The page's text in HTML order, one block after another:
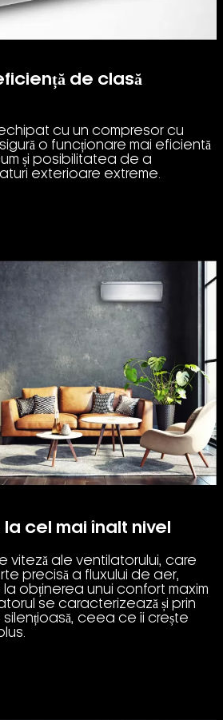
de clasă
cu un compresor cu
o funcționare mai eficientă
și posibilitatea de a
exterioare extreme.
cel mai înalt nivel
viteză ale ventilatorului, care
precisă a fluxului de aer,
obținerea unui confort maxim
se caracterizează și prin
ceea ce îi crește